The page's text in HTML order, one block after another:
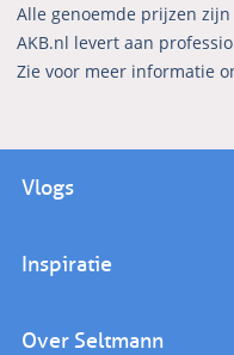
Alle genoemde prijzen zijn
AKB.nl levert aan
Zie voor meer informatie
Vlogs
Inspiratie
Over Seltmann